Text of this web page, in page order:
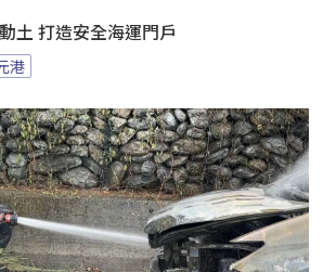
土 打造安全海運門戶
港